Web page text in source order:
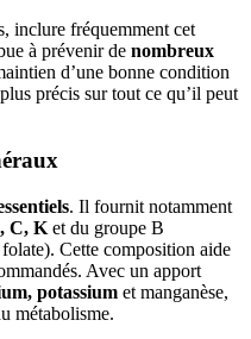
inclure fréquemment cet
à prévenir de nombreux
d’une bonne condition
précis sur tout ce qu’il peut
. Il fournit notamment
C, K et du groupe B
Cette composition aide
Avec un apport
potassium et manganèse,
métabolisme.